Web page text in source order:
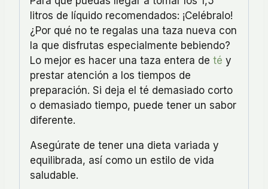
litros de líquido recomendados: ¡Celébralo!
¿Por qué no te regalas una taza nueva con
la que disfrutas especialmente bebiendo?
Lo mejor es hacer una taza entera de té y
prestar atención a los tiempos de
preparación. Si deja el té demasiado corto
o demasiado tiempo, puede tener un sabor
diferente.
Asegúrate de tener una dieta variada y
equilibrada, así como un estilo de vida
saludable.